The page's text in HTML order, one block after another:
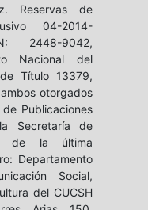
Reservas de
04-2014-
2448-9042,
Nacional del
Título 13379,
otorgados
Publicaciones
Secretaría de
de la última
Departamento
Social,
del CUCSH